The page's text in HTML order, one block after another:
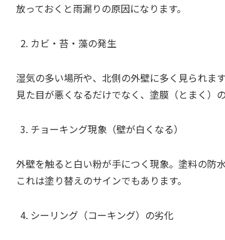
放っておくと雨漏りの原因になります。
カビ・苔・藻の発生
湿気の多い場所や、北側の外壁に多く見られます
見た目が悪くなるだけでなく、塗膜（とまく）
チョーキング現象（壁が白くなる）
外壁を触ると白い粉が手につく現象。塗料の防
これは塗り替えのサインでもあります。
シーリング（コーキング）の劣化